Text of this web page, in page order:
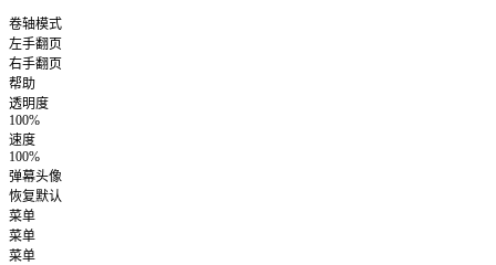
卷轴模式
左手翻页
右手翻页
帮助
透明度
100%
速度
100%
弹幕头像
恢复默认
菜单
菜单
菜单